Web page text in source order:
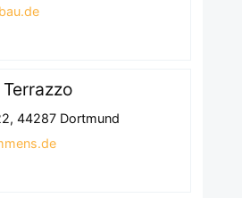
44287 Dortmund